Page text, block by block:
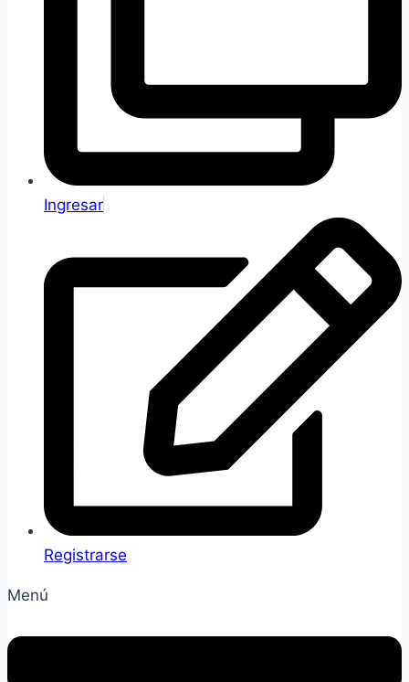
Ingresar
Registrarse
Menú